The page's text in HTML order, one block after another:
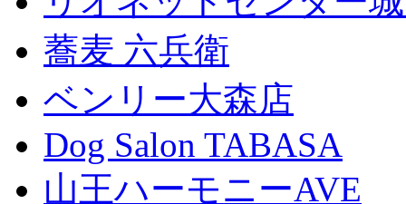
蕎麦 六兵衛
ベンリー大森店
Dog Salon TABASA
山王ハーモニーAVE